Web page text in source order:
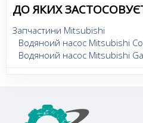
ДО ЯКИХ
Запчастини Mitsubishi
Водяноий насос Mitsubishi
Водяноий насос Mitsubishi